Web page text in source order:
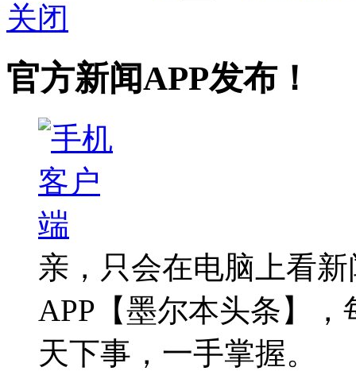
关闭
官方新闻APP发布！
亲，只会在电脑上看
APP【墨尔本头条】
天下事，一手掌握。